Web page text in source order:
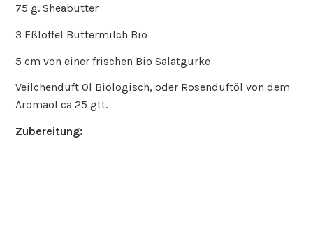
75 g. Sheabutter
3 Eßlöffel Buttermilch Bio
5 cm von einer frischen Bio Salatgurke
Veilchenduft Öl Biologisch, oder Rosenduftöl von dem
Aromaöl ca 25 gtt.
Zubereitung: